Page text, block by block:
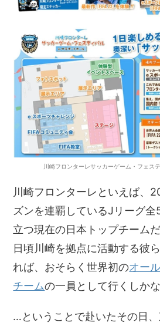
川崎フロンターレサッカーゲーム・フェス
川崎フロンターレといえば、
ズンを連覇しているJリーグ
立つ現在の日本トップチームだ
日頃川崎を拠点に活動する彼
れば、おそらく世界初のオー
チームの一員として行くしか
…ということで赴いたその日